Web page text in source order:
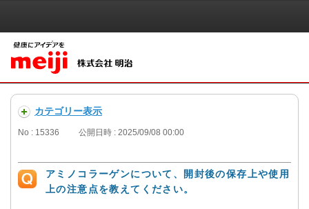
カテゴリー表示
No : 15336 公開日時 : 2025/09/08 00:00
アミノコラーゲンについて、開封後の保存上や使用
上の注意点を教えてください。